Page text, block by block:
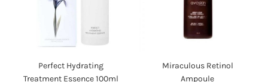
Perfect Hydrating
Treatment Essence 100ml
Miraculous Retinol
Ampoule